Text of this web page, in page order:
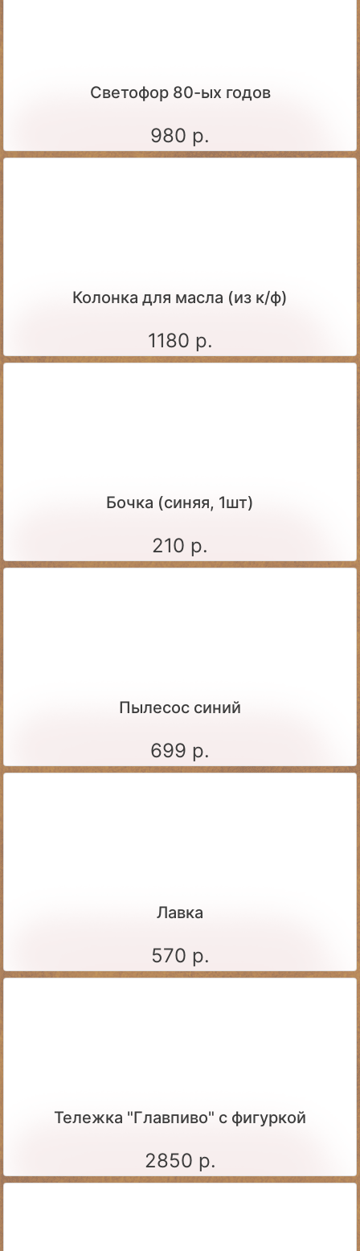
Светофор 80-ых годов
980 р.
Колонка для масла (из к/ф)
1180 р.
Бочка (синяя, 1шт)
210 р.
Пылесос синий
699 р.
Лавка
570 р.
Тележка "Главпиво" с фигуркой
2850 р.